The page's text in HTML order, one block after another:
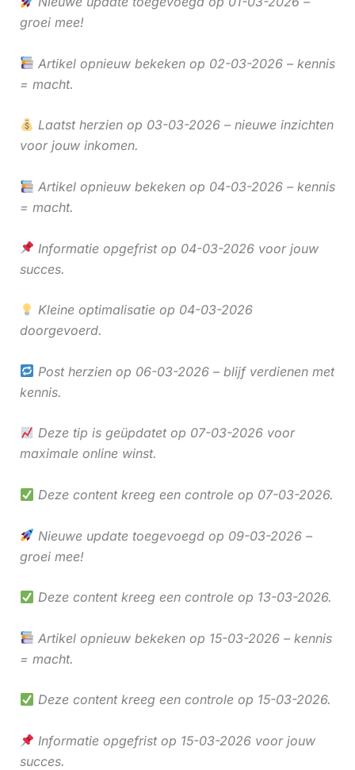
groei mee!
Artikel opnieuw bekeken op 02-03-2026 – kennis
= macht.
Laatst herzien op 03-03-2026 – nieuwe inzichten
voor jouw inkomen.
Artikel opnieuw bekeken op 04-03-2026 – kennis
= macht.
Informatie opgefrist op 04-03-2026 voor jouw
succes.
Kleine optimalisatie op 04-03-2026
doorgevoerd.
Post herzien op 06-03-2026 – blijf verdienen met
kennis.
Deze tip is geüpdatet op 07-03-2026 voor
maximale online winst.
Deze content kreeg een controle op 07-03-2026.
Nieuwe update toegevoegd op 09-03-2026 –
groei mee!
Deze content kreeg een controle op 13-03-2026.
Artikel opnieuw bekeken op 15-03-2026 – kennis
= macht.
Deze content kreeg een controle op 15-03-2026.
Informatie opgefrist op 15-03-2026 voor jouw
succes.